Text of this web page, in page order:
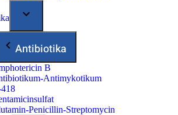
Antibiotika
B
Antimykotikum
Penicillin-Streptomycin